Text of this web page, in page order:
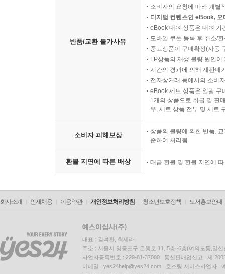
반품/교환 불가사유
소비자의 요청에 따라 개별
디지털 컨텐츠인 eBook,
eBook 대여 상품은 대여 기
모바일 쿠폰 등록 후 취소/
중고상품이 구매확정(자동
LP상품의 재생 불량 원인
시간의 경과에 의해 재판매
전자상거래 등에서의 소비
eBook 세트 상품은 일괄 구
1개의 상품으로 취급 및 판
우, 세트 상품 전부 및 세트
소비자 피해보상
상품의 불량에 의한 반품,
준하여 처리됨
환불 지연에 따른 배상 대금 환불 및 환불 지연에
회사소개 인재채용 이용약관 개인정보처리방침 청소년보호정책 도서홍보안내
대표 : 김석환, 최세라
주소 : 서울시 영등포구 은행로 11, 5층~6층(여의도동,일신
사업자등록번호 : 229-81-37000 통신판매업신고 : 제
이메일 : yes24help@yes24.com 호스팅 서비스사업자 :